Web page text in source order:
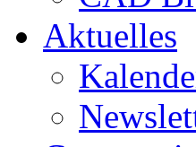
Aktuelles